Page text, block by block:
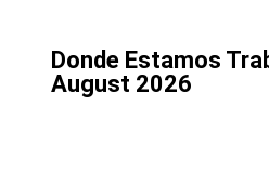
Donde Estamos
August 2026